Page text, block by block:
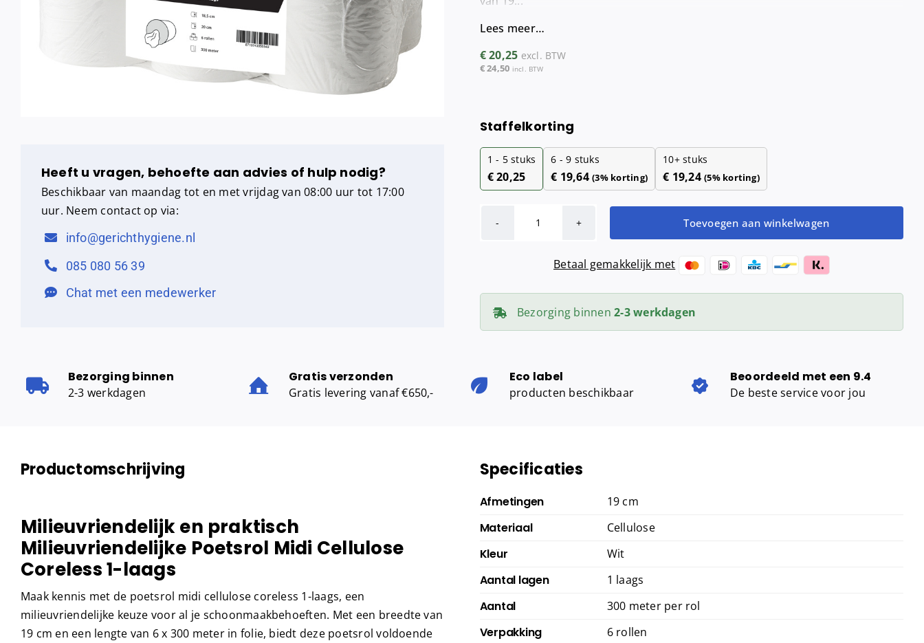
Heeft u vragen, behoefte aan advies of hulp nodig?
Beschikbaar van maandag tot en met vrijdag van 08:00 uur tot 17:00
uur. Neem contact op via:
info@gerichthygiene.nl
085 080 56 39
Chat met een medewerker
Lees meer…
€20,25 excl. BTW
€24,50 incl. BTW
Staffelkorting
1 - 5stuks
€20,25
6 - 9 stuks
€ 19,64 (3% korting)
10+ stuks
€ 19,24 (5% korting)
Poetsrol
cellulose
laags,
6
x
Toevoegen aan winkelwagen
Betaal gemakkelijk met
Bezorging binnen2-3 werkdagen
Bezorging binnen
2-3 werkdagen
Gratis verzonden
Gratis levering vanaf €650,-
Eco label
producten beschikbaar
Beoordeeld met een 9.4
De beste service voor jou
Productomschrijving
Milieuvriendelijk en praktisch
Milieuvriendelijke Poetsrol Midi Cellulose
Coreless 1-laags
Maak kennis met de poetsrol midi cellulose coreless 1-laags, een
milieuvriendelijke keuze voor al je schoonmaakbehoeften. Met een breedte van
19 cm en een lengte van 6 x 300 meter in folie, biedt deze poetsrol voldoende
Specificaties
Afmetingen 19 cm
Materiaal Cellulose
Kleur Wit
Aantal lagen 1 laags
Aantal 300 meter per rol
Verpakking 6 rollen